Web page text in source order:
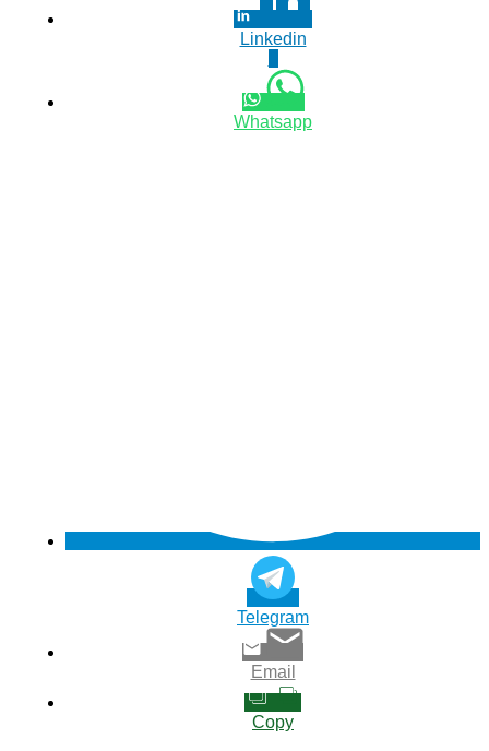
Linkedin
Whatsapp
Telegram
Email
Copy